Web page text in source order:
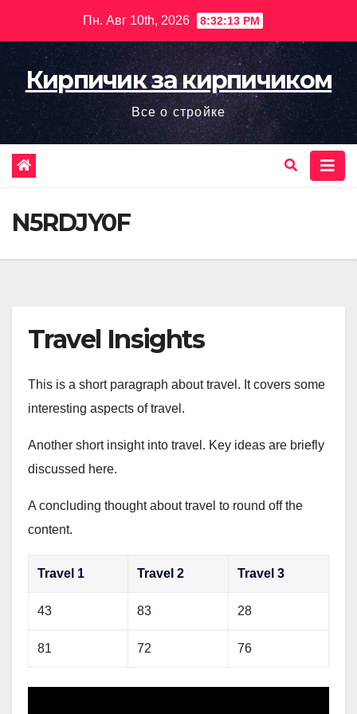
содержимому
Пн. Авг 10th, 2026 8:32:14 PM
Кирпичик за кирпичиком
Все о стройке
N5RDJY0F
Travel Insights
This is a short paragraph about travel. It covers some
interesting aspects of travel.
Another short insight into travel. Key ideas are briefly
discussed here.
A concluding thought about travel to round off the
content.
Travel 1 Travel 2 Travel 3
43 83 28
81 72 76